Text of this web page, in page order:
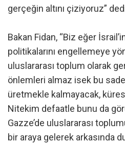
gerçeğin altını çiziyoruz”
Bakan Fidan, “Biz eğer
politikalarını engellemeye
uluslararası toplum olarak
önlemleri almaz isek bu
üretmekle kalmayacak,
Nitekim defaatle bunu da
Gazze’de uluslararası
bir araya gelerek arkasında